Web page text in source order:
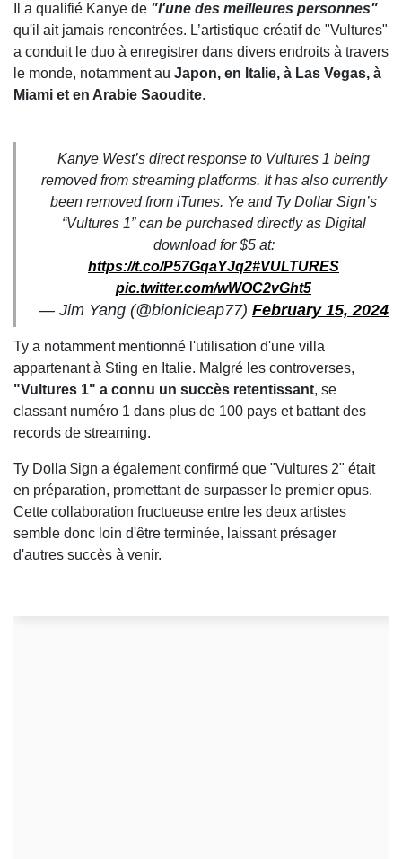
Il a qualifié Kanye de "l'une des meilleures personnes"
qu'il ait jamais rencontrées. L’artistique créatif de "Vultures"
a conduit le duo à enregistrer dans divers endroits à travers
le monde, notamment au Japon, en Italie, à Las Vegas, à
Miami et en Arabie Saoudite.
Kanye West’s direct response to Vultures 1 being
removed from streaming platforms. It has also currently
been removed from iTunes. Ye and Ty Dollar Sign’s
“Vultures 1” can be purchased directly as Digital
download for $5 at:
https://t.co/P57GqaYJq2#VULTURES
pic.twitter.com/wWOC2vGht5
— Jim Yang (@bionicleap77) February 15, 2024
Ty a notamment mentionné l'utilisation d'une villa
appartenant à Sting en Italie. Malgré les controverses,
"Vultures 1" a connu un succès retentissant, se
classant numéro 1 dans plus de 100 pays et battant des
records de streaming.
Ty Dolla $ign a également confirmé que "Vultures 2" était
en préparation, promettant de surpasser le premier opus.
Cette collaboration fructueuse entre les deux artistes
semble donc loin d'être terminée, laissant présager
d'autres succès à venir.